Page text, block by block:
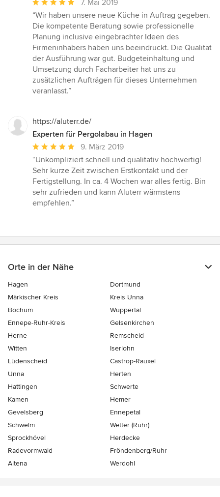
Durchschnittliche
Bewertung:
5
von
5
Sternen
7. Mai 2019
“Wir haben unsere neue Küche in Auftrag gegeben.
Die kompetente Beratung sowie professionelle
Planung inclusive eingebrachter Ideen des
Firmeninhabers haben uns beeindruckt. Die Qualität
der Ausführung war gut. Budgeteinhaltung und
Umsetzung durch Facharbeiter hat uns zu
zusätzlichen Aufträgen für dieses Unternehmen
veranlasst.”
https://aluterr.de/
Experten für Pergolabau in Hagen
Durchschnittliche
Bewertung:
5
von
5
Sternen
9. März 2019
“Unkompliziert schnell und qualitativ hochwertig!
Sehr kurze Zeit zwischen Erstkontakt und der
Fertigstellung. In ca. 4 Wochen war alles fertig. Bin
sehr zufrieden und kann Aluterr wärmstens
empfehlen.”
Orte in der Nähe
Hagen
Dortmund
Märkischer Kreis
Kreis Unna
Bochum
Wuppertal
Ennepe-Ruhr-Kreis
Gelsenkirchen
Herne
Remscheid
Witten
Iserlohn
Lüdenscheid
Castrop-Rauxel
Unna
Herten
Hattingen
Schwerte
Kamen
Hemer
Gevelsberg
Ennepetal
Schwelm
Wetter (Ruhr)
Sprockhövel
Herdecke
Radevormwald
Fröndenberg/Ruhr
Altena
Werdohl